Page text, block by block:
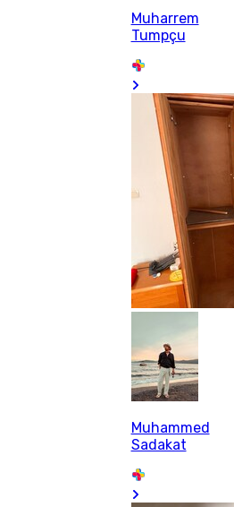
Muharrem
Tumpçu
Muhammed
Sadakat